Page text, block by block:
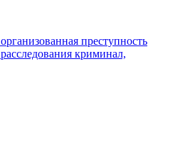
организованная преступность
расследования криминал,